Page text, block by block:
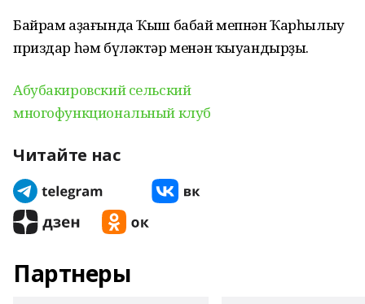
Байрам аҙағында Ҡыш бабай мепнән Ҡарһылыу
приздар һәм бүләктәр менән ҡыуандырҙы.
Абубакировский сельский
многофункциональный клуб
Читайте нас
Партнеры